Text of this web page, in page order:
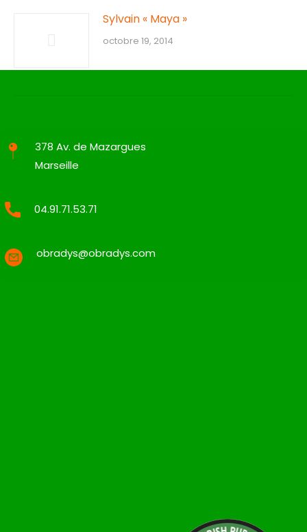
Sylvain « Maya »
octobre 19, 2014
378 Av. de Mazargues
Marseille
04.91.71.53.71
obradys@obradys.com